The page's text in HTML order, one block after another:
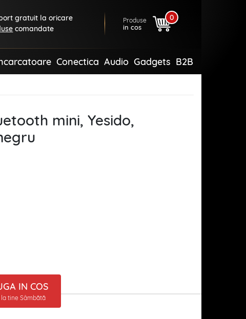
gratuit la oricare
comandate
Produse
in cos
0
Conectica Audio Gadgets B2B
mini, Yesido,
IN COS
tine Sâmbătă